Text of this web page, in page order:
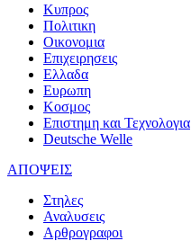
Κυπρος
Πολιτικη
Οικονομια
Επιχειρησεις
Ελλαδα
Ευρωπη
Κοσμος
Επιστημη και Τεχνολογια
Deutsche Welle
ΑΠΟΨΕΙΣ
Στηλες
Αναλυσεις
Αρθρογραφοι